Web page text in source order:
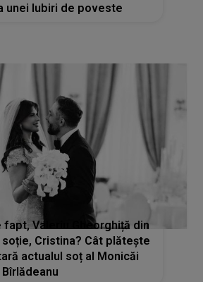
unei Iubiri de poveste
Valeriu Gheorghiță din
Cristina? Cât plătește
actualul soț al Monicăi
Bîrlădeanu